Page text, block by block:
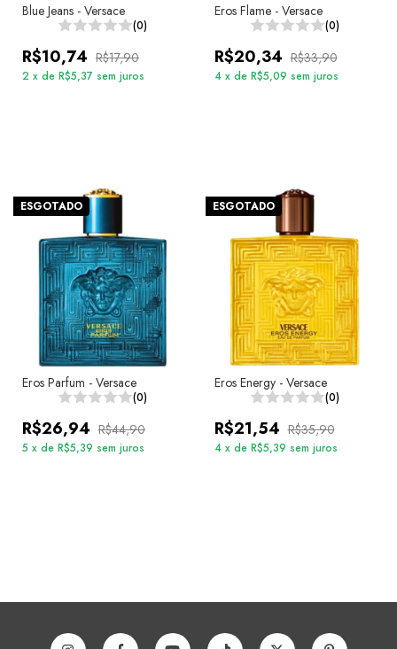
Blue Jeans - Versace
(0)
R$10,74 R$17,90
2 x de R$5,37 sem juros
Eros Flame - Versace
(0)
R$20,34 R$33,90
4 x de R$5,09 sem juros
ESGOTADO
Eros Parfum - Versace
(0)
R$26,94 R$44,90
5 x de R$5,39 sem juros
ESGOTADO
Eros Energy - Versace
(0)
R$21,54 R$35,90
4 x de R$5,39 sem juros